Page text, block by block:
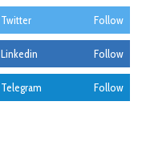
Twitter Follow
Linkedin Follow
Telegram Follow